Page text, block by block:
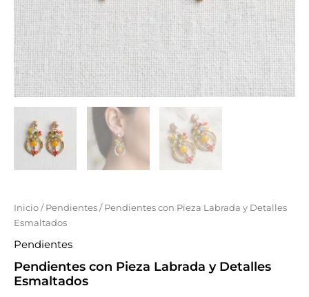
Inicio/Pendientes/ Pendientes con Pieza Labrada y Detalles
Esmaltados
Pendientes
Pendientes con Pieza Labrada y Detalles
Esmaltados